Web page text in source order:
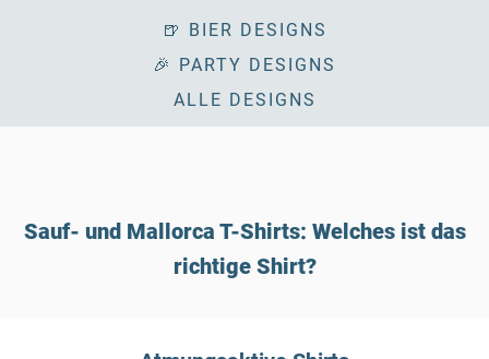
🍺 BIER DESIGNS
🎉 PARTY DESIGNS
ALLE DESIGNS
Sauf- und Mallorca T-Shirts: Welches ist das
richtige Shirt?